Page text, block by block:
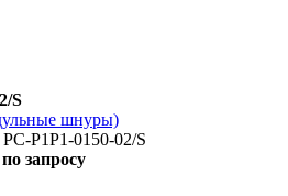
S
шнуры)
P1P1-0150-02/S
по запросу